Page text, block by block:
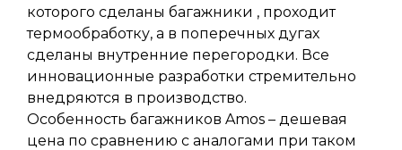
которого сделаны багажники , проходит
термообработку, а в поперечных дугах
сделаны внутренние перегородки. Все
инновационные разработки стремительно
внедряются в производство.
Особенность багажников Amos – дешевая
цена по сравнению с аналогами при таком